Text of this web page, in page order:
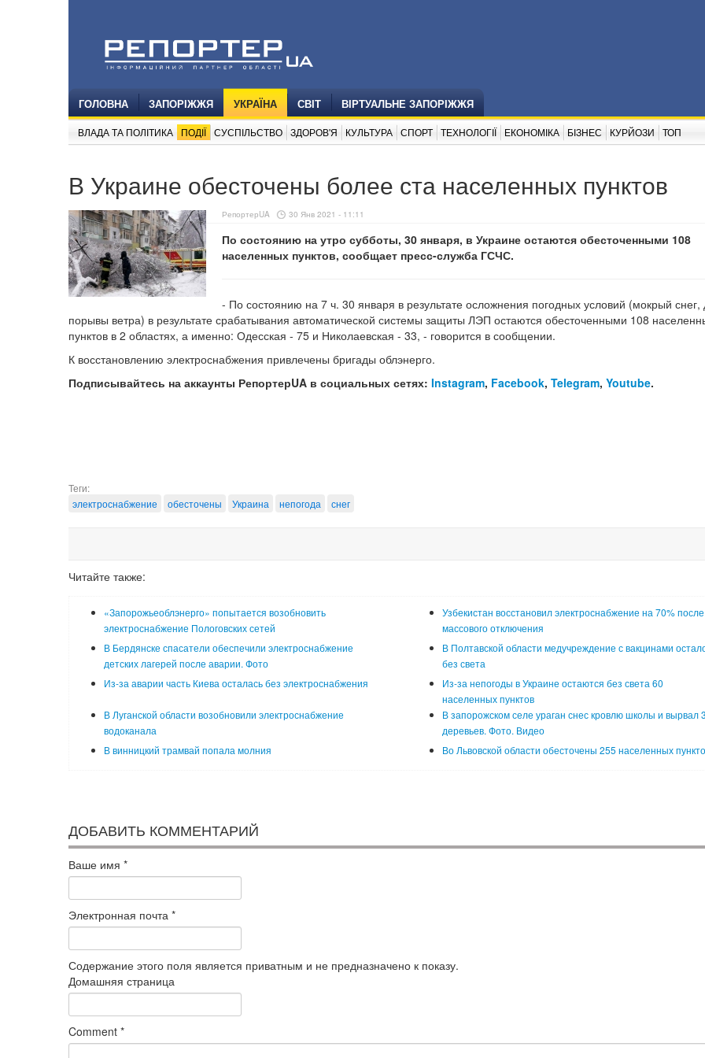
ГОЛОВНА ЗАПОРІЖЖЯ УКРАЇНА СВІТ ВІРТУАЛЬНЕ ЗАПОРІЖЖЯ
ВЛАДА ТА ПОЛІТИКА ПОДІЇ СУСПІЛЬСТВО ЗДОРОВ'Я КУЛЬТУРА СПОРТ ТЕХНОЛОГІЇ ЕКОНОМІКА БІЗНЕС КУРЙОЗИ ТОП
В Украине обесточены более ста населенных пунктов
РепортерUA 30 Янв 2021 - 11:11
По состоянию на утро субботы, 30 января, в Украине остаются обесточенными 108
населенных пунктов, сообщает пресс-служба ГСЧС.
- По состоянию на 7 ч. 30 января в результате осложнения погодных условий (мокрый снег,
порывы ветра) в результате срабатывания автоматической системы защиты ЛЭП остаются обесточенными 108
пунктов в 2 областях, а именно: Одесская - 75 и Николаевская - 33, - говорится в сообщении.
К восстановлению электроснабжения привлечены бригады облэнерго.
Подписывайтесь на аккаунты РепортерUA в социальных сетях: Instagram, Facebook, Telegram, Youtube.
Теги:
электроснабжение
обесточены Украина непогода снег
Читайте также:
«Запорожьеоблэнерго» попытается возобновить
электроснабжение Пологовских сетей
Узбекистан восстановил электроснабжение на 70% после
массового отключения
В Бердянске спасатели обеспечили электроснабжение
детских лагерей после аварии. Фото
В Полтавской области медучреждение с вакцинами
без света
Из-за аварии часть Киева осталась без электроснабжения
Из-за непогоды в Украине остаются без света 60
населенных пунктов
В Луганской области возобновили электроснабжение
водоканала
В запорожском селе ураган снес кровлю школы и вырвал
деревьев. Фото. Видео
В винницкий трамвай попала молния
Во Львовской области обесточены 255 населенных
ДОБАВИТЬ КОММЕНТАРИЙ
Ваше имя *
Электронная почта *
Содержание этого поля является приватным и не предназначено к показу.
Домашняя страница
Comment *